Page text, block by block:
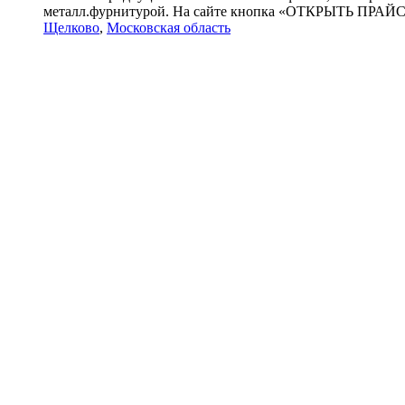
металл.фурнитурой. На сайте кнопка «ОТКРЫТЬ
Щелково, Московская область